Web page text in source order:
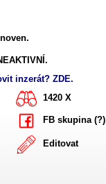
inzerát? ZDE.
1420 X
FB skupina (?)
Editovat